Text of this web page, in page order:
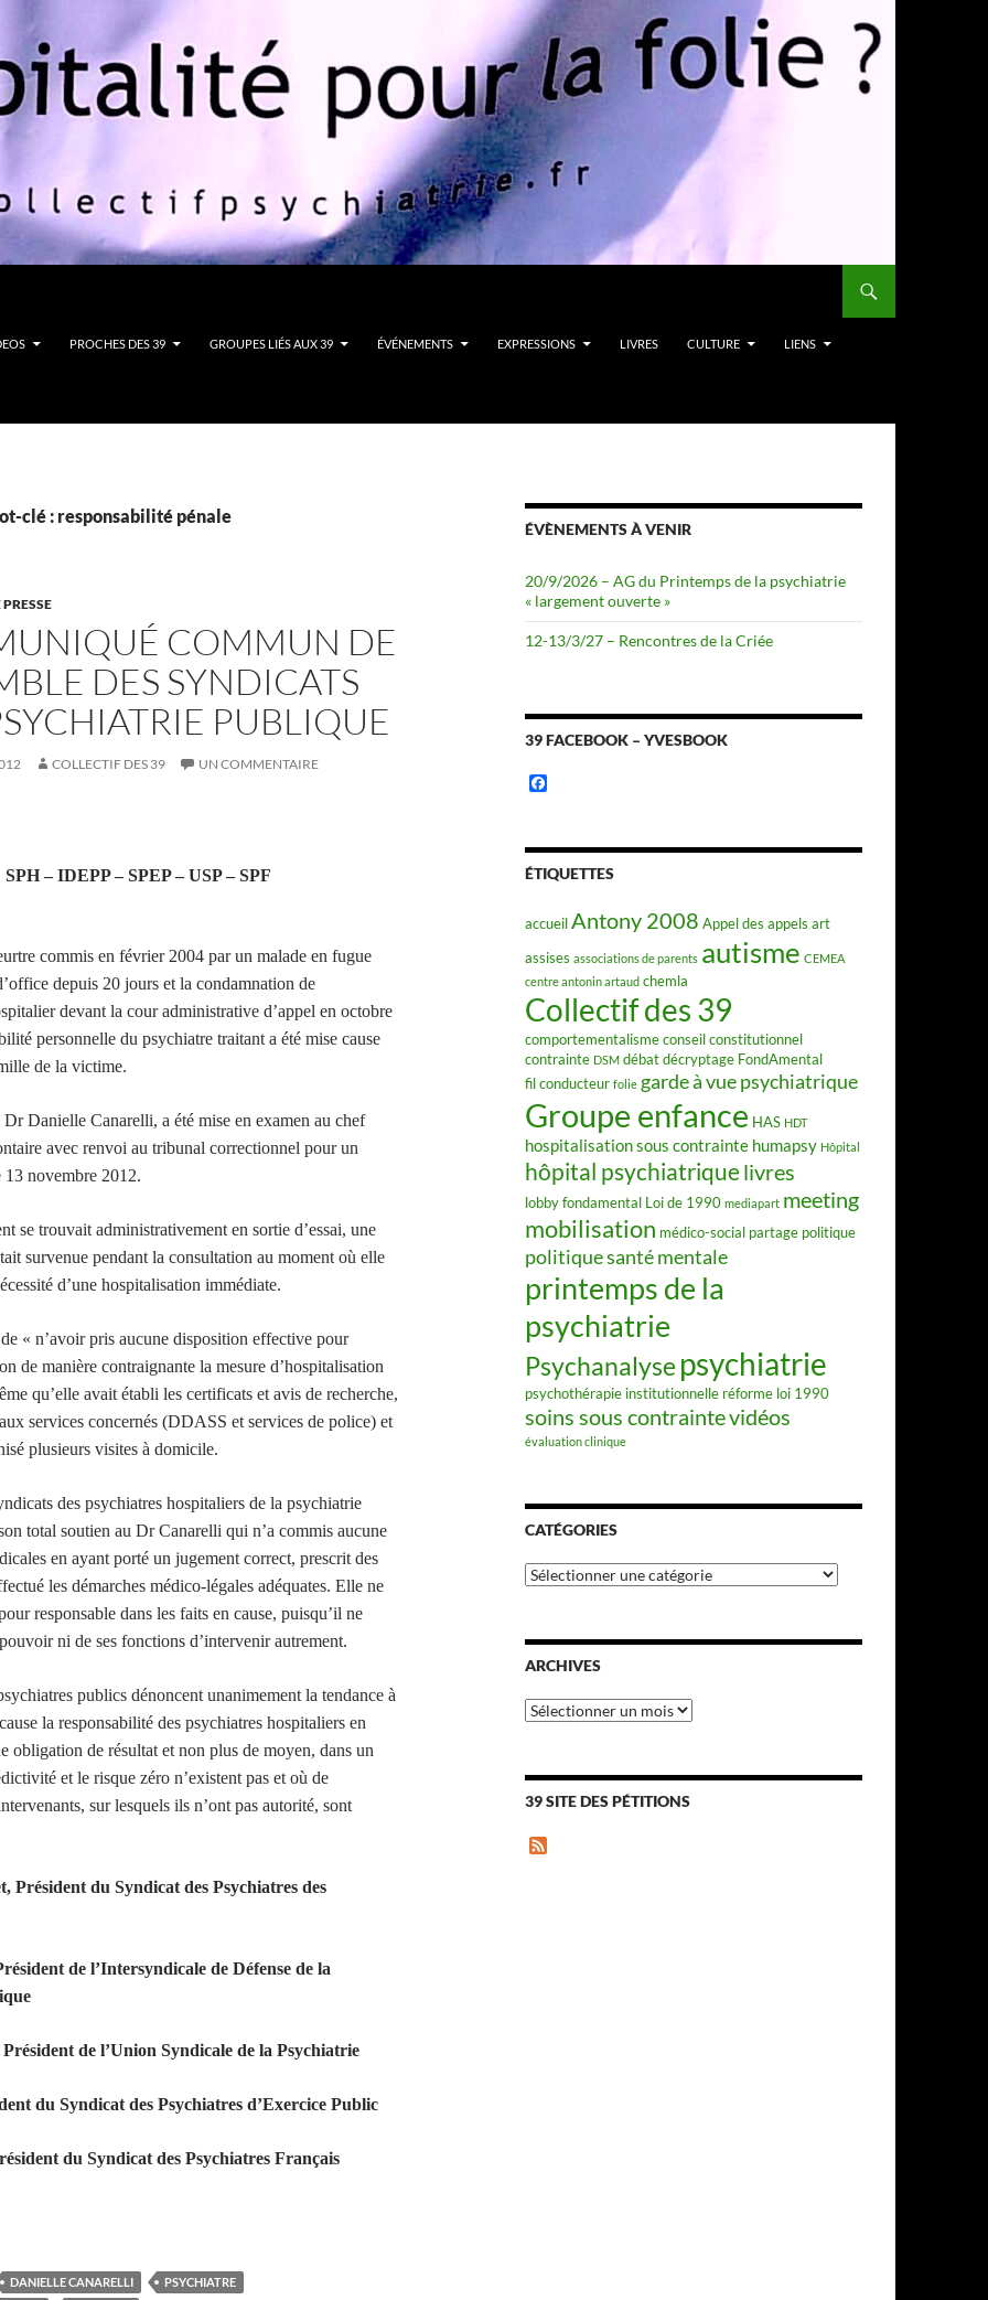
PROCHES DES 39 GROUPES LIÉS AUX 39 ÉVÉNEMENTS EXPRESSIONS LIVRES CULTURE LIENS
clé : responsabilité pénale
COMMUN DE
DES SYNDICATS
PUBLIQUE
COLLECTIF DES 39 UN COMMENTAIRE
SPH – IDEPP – SPEP – USP – SPF
commis en février 2004 par un malade en fugue
depuis 20 jours et la condamnation de
devant la cour administrative d’appel en octobre
personnelle du psychiatre traitant a été mise cause
de la victime.
Danielle Canarelli, a été mise en examen au chef
avec renvoi au tribunal correctionnel pour un
novembre 2012.
se trouvait administrativement en sortie d’essai, une
survenue pendant la consultation au moment où elle
d’une hospitalisation immédiate.
« n’avoir pris aucune disposition effective pour
de manière contraignante la mesure d’hospitalisation
qu’elle avait établi les certificats et avis de recherche,
services concernés (DDASS et services de police) et
plusieurs visites à domicile.
des psychiatres hospitaliers de la psychiatrie
total soutien au Dr Canarelli qui n’a commis aucune
en ayant porté un jugement correct, prescrit des
les démarches médico-légales adéquates. Elle ne
responsable dans les faits en cause, puisqu’il ne
ni de ses fonctions d’intervenir autrement.
publics dénoncent unanimement la tendance à
la responsabilité des psychiatres hospitaliers en
obligation de résultat et non plus de moyen, dans un
et le risque zéro n’existent pas et où de
sur lesquels ils n’ont pas autorité, sont
Président du Syndicat des Psychiatres des
de l’Intersyndicale de Défense de la
de l’Union Syndicale de la Psychiatrie
du Syndicat des Psychiatres d’Exercice Public
du Syndicat des Psychiatres Français
DANIELLE CANARELLI
PSYCHIATRE
ÉVÈNEMENTS À VENIR
20/9/2026 – AG du Printemps de la psychiatrie
« largement ouverte »
12-13/3/27 – Rencontres de la Criée
39 FACEBOOK – YVESBOOK
b
o
ÉTIQUETTES
accueilAntony 2008 Appel des appels art
assises associations de parents autisme CEMEA
centre antonin artaud chemla
Collectif des 39
comportementalismeconseil constitutionnel
contrainte DSM débatdécryptage FondAmental
fil conducteur folie garde à vue psychiatrique
Groupe enfance HAS HDT
hospitalisation sous contrainte humapsy Hôpital
hôpital psychiatriquelivres
lobby fondamental Loi de 1990 mediapart meeting
mobilisation médico-social partage politique
politique santé mentale
printemps de la
psychiatrie
Psychanalyse psychiatrie
psychothérapie institutionnelle réforme loi 1990
soins sous contraintevidéos
évaluation clinique
CATÉGORIES
Catégories
ARCHIVES
Archives
39 SITE DES PÉTITIONS